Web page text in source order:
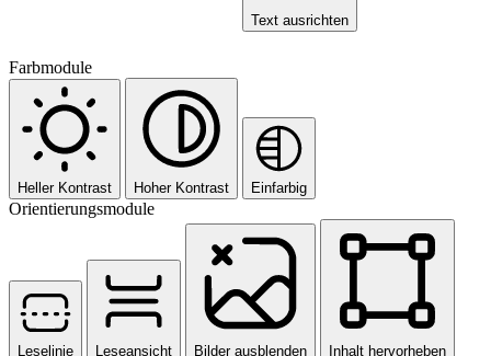
Text ausrichten
Farbmodule
Heller Kontrast Hoher Kontrast Einfarbig
Orientierungsmodule
Leselinie Leseansicht Bilder ausblenden Inhalt hervorheben